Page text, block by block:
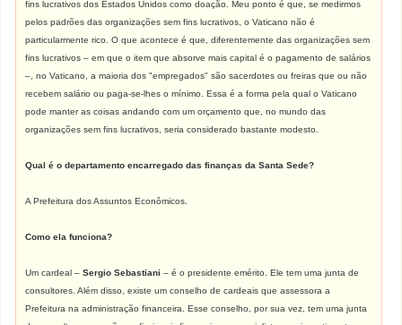
fins lucrativos dos Estados Unidos como doação. Meu ponto é que, se medirmos
pelos padrões das organizações sem fins lucrativos, o Vaticano não é
particularmente rico. O que acontece é que, diferentemente das organizações sem
fins lucrativos – em que o item que absorve mais capital é o pagamento de salários
–, no Vaticano, a maioria dos "empregados" são sacerdotes ou freiras que ou não
recebem salário ou paga-se-lhes o mínimo. Essa é a forma pela qual o Vaticano
pode manter as coisas andando com um orçamento que, no mundo das
organizações sem fins lucrativos, seria considerado bastante modesto.
Qual é o departamento encarregado das finanças da Santa Sede?
A Prefeitura dos Assuntos Econômicos.
Como ela funciona?
Um cardeal –Sergio Sebastiani – é o presidente emérito. Ele tem uma junta de
consultores. Além disso, existe um conselho de cardeais que assessora a
Prefeitura na administração financeira. Esse conselho, por sua vez, tem uma junta